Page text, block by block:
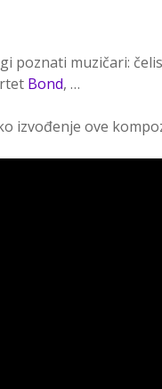
poznati muzičari:
Bond, …
izvođenje ove